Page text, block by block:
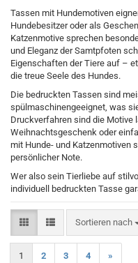
Tassen mit Hundemotiven
Hundebesitzer oder als
Katzenmotive sprechen
und Eleganz der Samtpfoten
Eigenschaften der Tiere auf –
die treue Seele des Hundes.
Die bedruckten Tassen sind
spülmaschinengeeignet, was
Druckverfahren sind die Motive
Weihnachtsgeschenk oder
mit Hunde- und Katzenmotiven
persönlicher Note.
Wer also sein Tierliebe auf
individuell bedruckten Tasse
Sortieren nach
Sortieren nach
1 2 3 4 »